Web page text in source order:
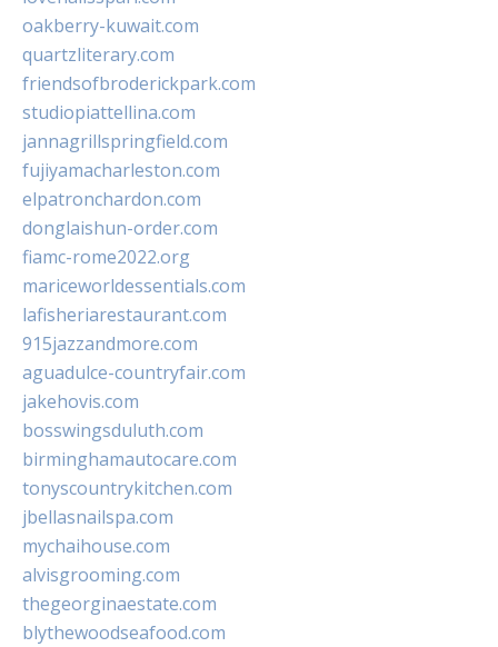
oakberry-kuwait.com
quartzliterary.com
friendsofbroderickpark.com
studiopiattellina.com
jannagrillspringfield.com
fujiyamacharleston.com
elpatronchardon.com
donglaishun-order.com
fiamc-rome2022.org
mariceworldessentials.com
lafisheriarestaurant.com
915jazzandmore.com
aguadulce-countryfair.com
jakehovis.com
bosswingsduluth.com
birminghamautocare.com
tonyscountrykitchen.com
jbellasnailspa.com
mychaihouse.com
alvisgrooming.com
thegeorginaestate.com
blythewoodseafood.com